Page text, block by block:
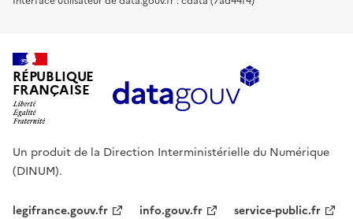
RÉPUBLIQUE
FRANÇAISE
Un produit de la Direction Interministérielle du Numérique
(DINUM).
legifrance.gouv.fr info.gouv.fr service-public.fr